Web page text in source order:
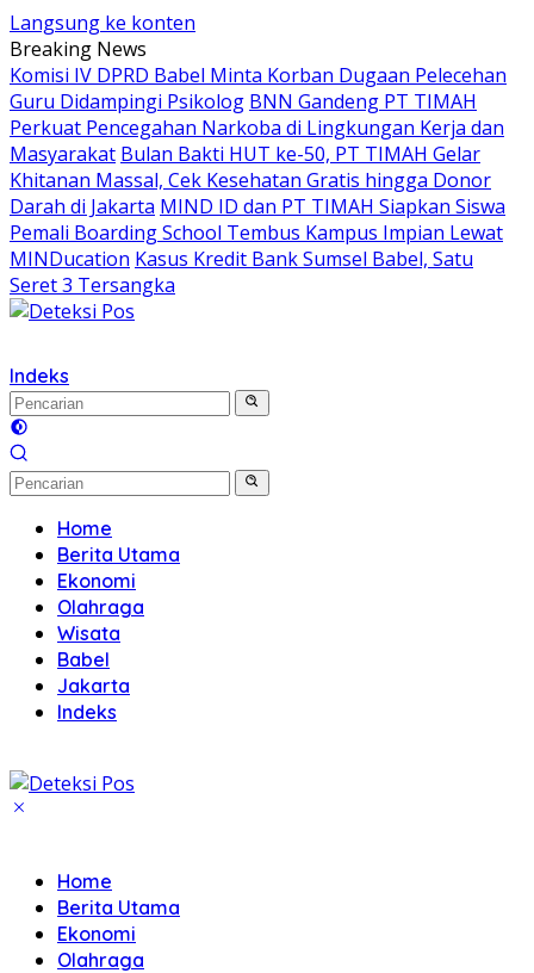
Langsung ke konten
Breaking News
Komisi IV DPRD Babel Minta Korban Dugaan Pelecehan
Guru Didampingi Psikolog BNN Gandeng PT TIMAH
Perkuat Pencegahan Narkoba di Lingkungan Kerja dan
Masyarakat Bulan Bakti HUT ke-50, PT TIMAH Gelar
Khitanan Massal, Cek Kesehatan Gratis hingga Donor
Darah di Jakarta MIND ID dan PT TIMAH Siapkan Siswa
Pemali Boarding School Tembus Kampus Impian Lewat
MINDucation Kasus Kredit Bank Sumsel Babel, Satu
Seret 3 Tersangka
Indeks
Home
Berita Utama
Ekonomi
Olahraga
Wisata
Babel
Jakarta
Indeks
Home
Berita Utama
Ekonomi
Olahraga